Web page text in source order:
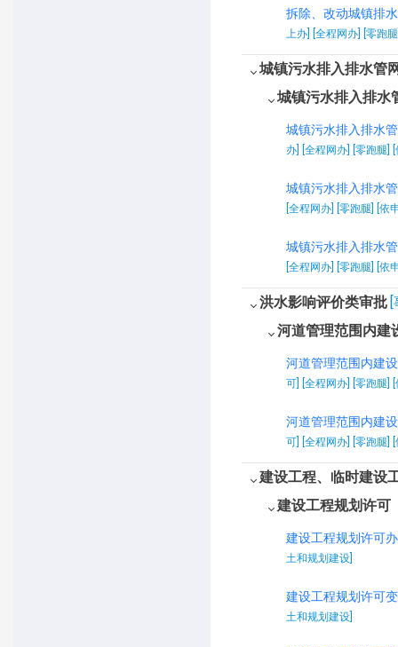
拆除、改动城镇排
上办] [全程网办] [零跑
城镇污水排入排水管
城镇污水排入排水
城镇污水排入排水
办] [全程网办] [零跑腿]
城镇污水排入排水
[全程网办] [零跑腿] [依
城镇污水排入排水
[全程网办] [零跑腿] [依
洪水影响评价类审批
河道管理范围内建
河道管理范围内建
可] [全程网办] [零跑腿]
河道管理范围内建
可] [全程网办] [零跑腿]
建设工程、临时建设
建设工程规划许可
建设工程规划许可
土和规划建设]
建设工程规划许可
土和规划建设]